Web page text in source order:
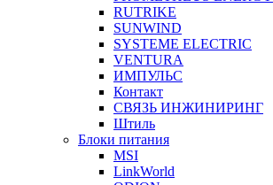
RUTRIKE
SUNWIND
SYSTEME ELECTRIC
VENTURA
ИМПУЛЬС
Контакт
СВЯЗЬ ИНЖИНИРИНГ
Штиль
Блоки питания
MSI
LinkWorld